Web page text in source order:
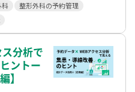
科
整形外科の予約管理
分析で
ントー
】